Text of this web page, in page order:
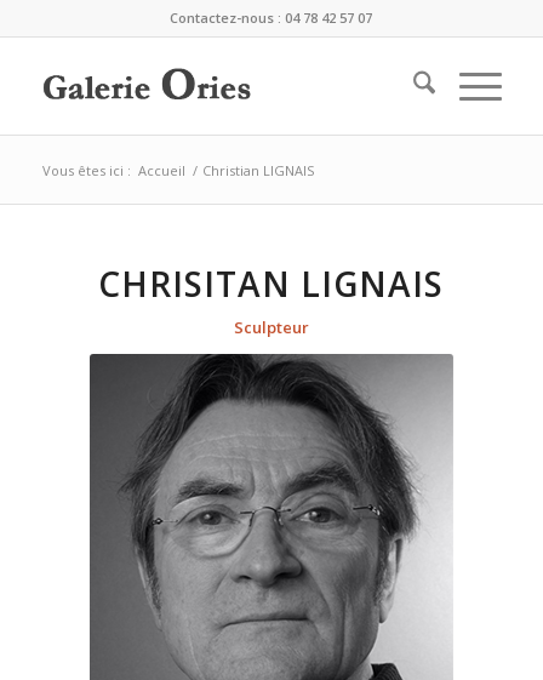
Contactez-nous : 04 78 42 57 07
Vous êtes ici : Accueil / Christian LIGNAIS
CHRISITAN LIGNAIS
Sculpteur